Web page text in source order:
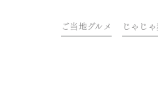
楽しむオンラインイ
部」。今回は、岩手
ご当地グルメ じゃじゃ